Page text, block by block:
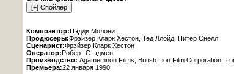
Композитор:Пэдди Молони
Продюсеры:Фрэйзер Кларк Хестон, Тед Ллойд, Питер Снелл
Сценарист:Фрэйзер Кларк Хестон
Оператор:Роберт Стэдмен
Производство: Agamemnon Films, British Lion Film Corporation,
Премьера:22 января 1990